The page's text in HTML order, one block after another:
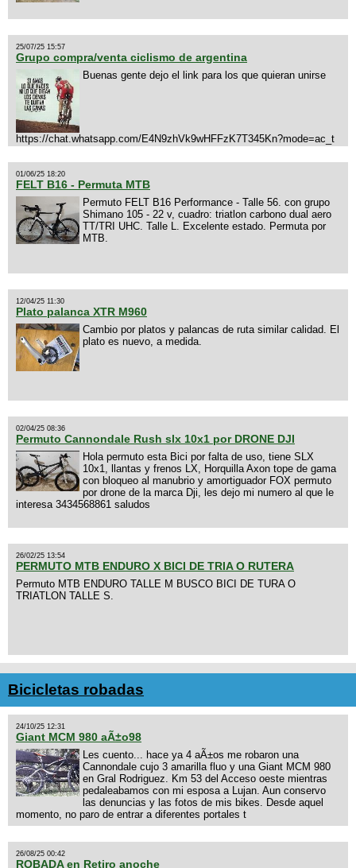
25/07/25 15:57
Grupo compra/venta ciclismo de argentina
Buenas gente dejo el link para los que quieran unirse
https://chat.whatsapp.com/E4N9zhVk9wHFFzK7T345Kn?mode=ac_t
01/06/25 18:20
FELT B16 - Permuta MTB
Permuto FELT B16 Performance - Talle 56. con grupo
Shimano 105 - 22 v, cuadro: triatlon carbono dual aero
TT/TRI UHC. Talle L. Excelente estado. Permuta por
MTB.
12/04/25 11:30
Plato palanca XTR M960
Cambio por platos y palancas de ruta similar calidad. El
plato es nuevo, a medida.
02/04/25 08:36
Permuto Cannondale Rush slx 10x1 por DRONE DJI
Hola permuto esta Bici por falta de uso, tiene SLX
10x1, llantas y frenos LX, Horquilla Axon tope de gama
con bloqueo al manubrio y amortiguador FOX permuto
por drone de la marca Dji, les dejo mi numero al que le
interesa 3434568861 saludos
26/02/25 13:54
PERMUTO MTB ENDURO X BICI DE TRIA O RUTERA
Permuto MTB ENDURO TALLE M BUSCO BICI DE TURA O
TRIATLON TALLE S.
Bicicletas robadas
24/10/25 12:31
Giant MCM 980 aÃ±o98
Les cuento... hace ya 4 aÃ±os me robaron una
Cannondale cujo 3 amarilla fluo y una Giant MCM 980
en Gral Rodriguez. Km 53 del Acceso oeste mientras
pedaleabamos con mi esposa a Lujan. Aun conservo
las denuncias y las fotos de mis bikes. Desde aquel
momento, no paro de entrar a diferentes portales t
26/08/25 00:42
ROBADA en Retiro anoche